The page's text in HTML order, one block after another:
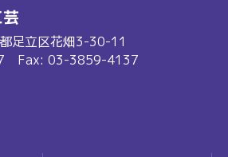
足立区花畑3-30-11
Fax: 03-3859-4137